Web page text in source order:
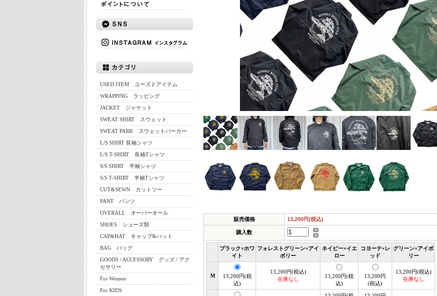
USED ITEM ユーズドアイテム
WRAPPING ラッピング
JACKET ジャケット
SWEAT SHIRT スウェット
SWEAT PARK スウェットパーカー
L/S SHIRT 長袖シャツ
L/S T-SHIRT 長袖Tシャツ
S/S SHIRT 半袖シャツ
S/S T-SHIRT 半袖Tシャツ
CUT&SEWN カットソー
PANT パンツ
OVERALL オーバーオール
SHOES シューズ類
CAP&HAT キャップ&ハット
BAG バッグ
GOODS / ACCESSORY グッズ / アク
セサリー
For Women
For KIDS
販売価格 13,200円(税込)
購入数
ブラック×ホワ
イト
フォレストグリーン×アイ
ボリー
ネイビー×イエ
ロー
コヨーテ×レ
ッド
グリーン×アイボ
リー
M
13,200円(税
込)
13,200円(税込)
在庫なし
13,200円(税
込)
13,200円
(税込)
13,200円(税込)
在庫なし